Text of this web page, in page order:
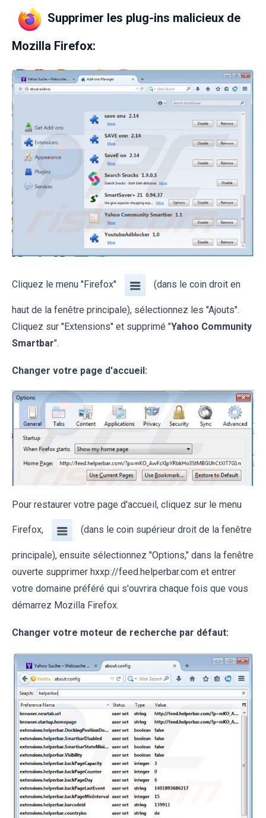
Supprimer les plug-ins malicieux de
Mozilla Firefox:
Cliquez le menu ''Firefox'' (dans le coin droit en
haut de la fenêtre principale), sélectionnez les ''Ajouts''.
Cliquez sur ''Extensions'' et supprimé "Yahoo Community
Smartbar".
Changer votre page d'accueil:
Pour restaurer votre page d'accueil, cliquez sur le menu
Firefox, (dans le coin supérieur droit de la fenêtre
principale), ensuite sélectionnez "Options," dans la fenêtre
ouverte supprimer hxxp://feed.helperbar.com et entrer
votre domaine préféré qui s'ouvrira chaque fois que vous
démarrez Mozilla Firefox.
Changer votre moteur de recherche par défaut: